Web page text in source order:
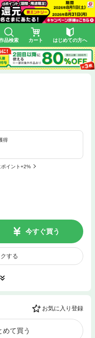
品検索 カート はじめての方へ
得
イント+2%
今すぐ買う
する
お気に入り登録
めて買う